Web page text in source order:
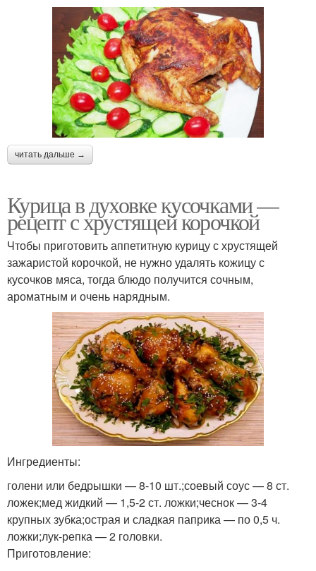
читать дальше →
Курица в духовке кусочками —
рецепт с хрустящей корочкой
Чтобы приготовить аппетитную курицу с хрустящей
зажаристой корочкой, не нужно удалять кожицу с
кусочков мяса, тогда блюдо получится сочным,
ароматным и очень нарядным.
Ингредиенты:
голени или бедрышки — 8-10 шт.;соевый соус — 8 ст.
ложек;мед жидкий — 1,5-2 ст. ложки;чеснок — 3-4
крупных зубка;острая и сладкая паприка — по 0,5 ч.
ложки;лук-репка — 2 головки.
Приготовление: